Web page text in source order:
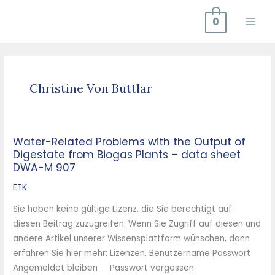
0
Christine Von Buttlar
Water-Related Problems with the Output of
Digestate from Biogas Plants – data sheet
DWA-M 907
ETK
Sie haben keine gültige Lizenz, die Sie berechtigt auf
diesen Beitrag zuzugreifen. Wenn Sie Zugriff auf diesen und
andere Artikel unserer Wissensplattform wünschen, dann
erfahren Sie hier mehr: Lizenzen. Benutzername Passwort
Angemeldet bleiben Passwort vergessen
Water-
Related
Problems
with
Output
of
Digestate
from